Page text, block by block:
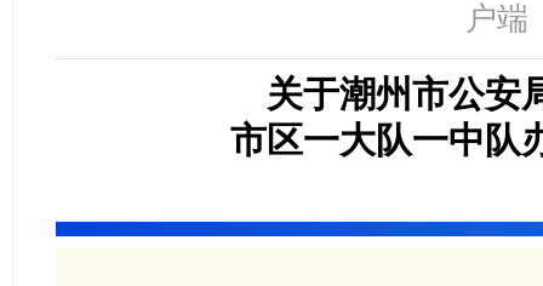
户端
关于潮州市公安
市区一大队一中队